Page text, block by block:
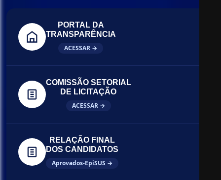
PORTAL DA
TRANSPARÊNCIA
ACESSAR →
COMISSÃO SETORIAL
DE LICITAÇÃO
ACESSAR →
RELAÇÃO FINAL
DOS CANDIDATOS
Aprovados-EpiSUS →